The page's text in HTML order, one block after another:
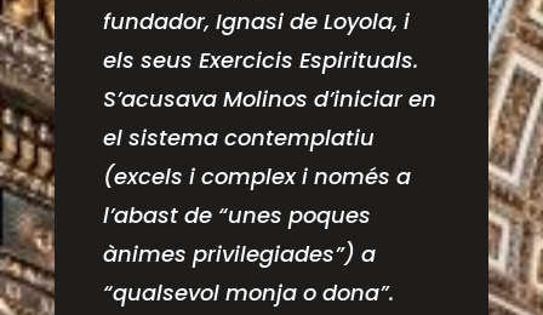
fundador, Ignasi de Loyola, i
els seus Exercicis Espirituals.
S’acusava Molinos d’iniciar en
el sistema contemplatiu
(excels i complex i només a
l’abast de “unes poques
ànimes privilegiades”) a
“qualsevol monja o dona”.